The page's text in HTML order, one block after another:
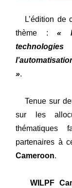
L’édition de
thème : «
».
Tenue sur
sur les
thématiques
partenaires à
Cameroon.
WILPF